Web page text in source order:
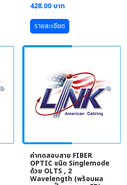
428.00 บาท
รายละเอียด
ค่าทดสอบสาย FIBER
OPTIC ชนิด Singlemode
ด้วย OLTS , 2
Wavelength (พร้อมผล